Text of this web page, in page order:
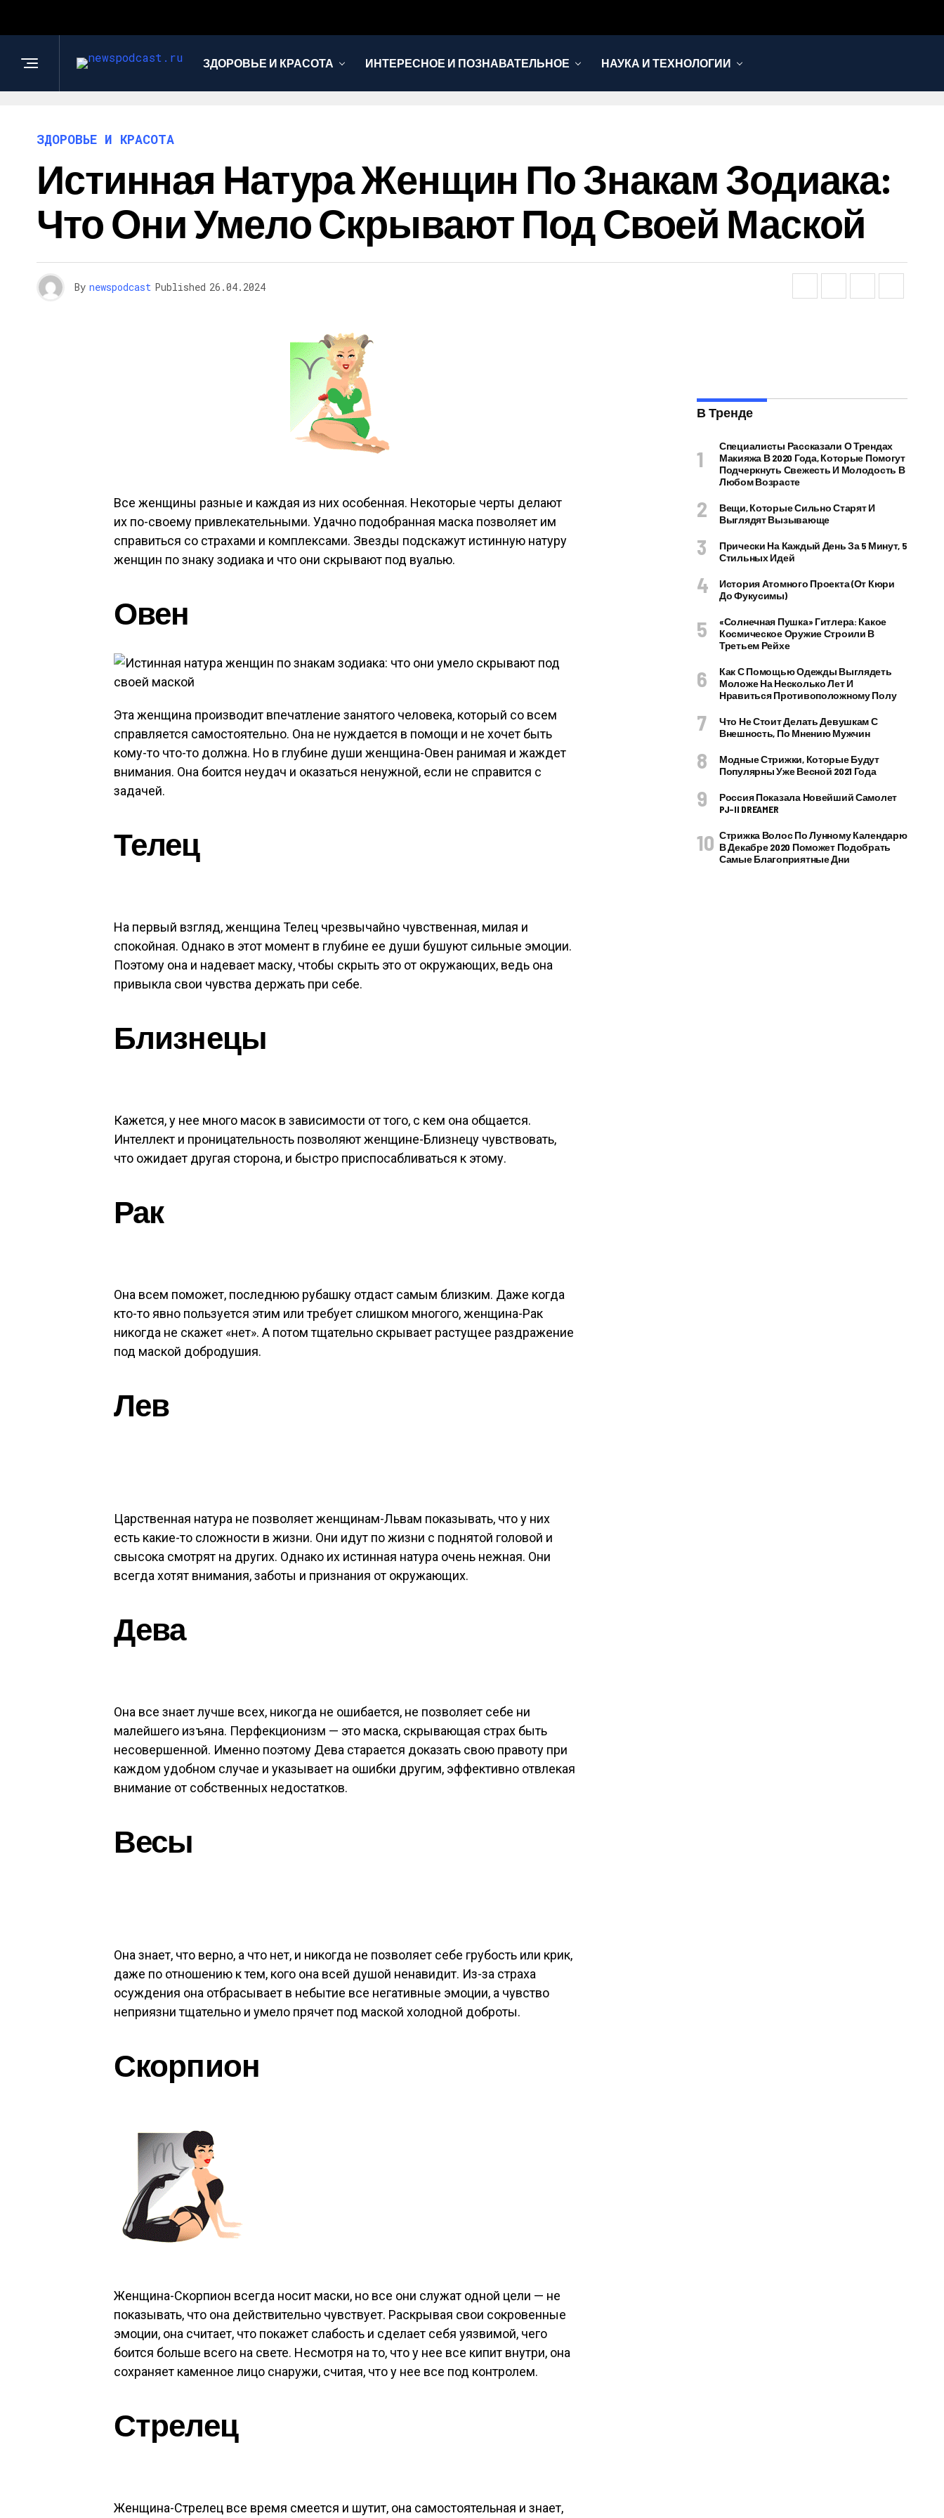
ЗДОРОВЬЕ И КРАСОТА ИНТЕРЕСНОЕ И ПОЗНАВАТЕЛЬНОЕ НАУКА И ТЕХНОЛОГИИ
ЗДОРОВЬЕ И КРАСОТА
Истинная Натура Женщин По Знакам Зодиака:
Что Они Умело Скрывают Под Своей Маской
By newspodcast Published 26.04.2024
Все женщины разные и каждая из них особенная. Некоторые черты делают
их по-своему привлекательными. Удачно подобранная маска позволяет им
справиться со страхами и комплексами. Звезды подскажут истинную натуру
женщин по знаку зодиака и что они скрывают под вуалью.
Овен
Эта женщина производит впечатление занятого человека, который со всем
справляется самостоятельно. Она не нуждается в помощи и не хочет быть
кому-то что-то должна. Но в глубине души женщина-Овен ранимая и жаждет
внимания. Она боится неудач и оказаться ненужной, если не справится с
задачей.
Телец
На первый взгляд, женщина Телец чрезвычайно чувственная, милая и
спокойная. Однако в этот момент в глубине ее души бушуют сильные эмоции.
Поэтому она и надевает маску, чтобы скрыть это от окружающих, ведь она
привыкла свои чувства держать при себе.
Близнецы
Кажется, у нее много масок в зависимости от того, с кем она общается.
Интеллект и проницательность позволяют женщине-Близнецу чувствовать,
что ожидает другая сторона, и быстро приспосабливаться к этому.
Рак
Она всем поможет, последнюю рубашку отдаст самым близким. Даже когда
кто-то явно пользуется этим или требует слишком многого, женщина-Рак
никогда не скажет «нет». А потом тщательно скрывает растущее раздражение
под маской добродушия.
Лев
Царственная натура не позволяет женщинам-Львам показывать, что у них
есть какие-то сложности в жизни. Они идут по жизни с поднятой головой и
свысока смотрят на других. Однако их истинная натура очень нежная. Они
всегда хотят внимания, заботы и признания от окружающих.
Дева
Она все знает лучше всех, никогда не ошибается, не позволяет себе ни
малейшего изъяна. Перфекционизм — это маска, скрывающая страх быть
несовершенной. Именно поэтому Дева старается доказать свою правоту при
каждом удобном случае и указывает на ошибки другим, эффективно отвлекая
внимание от собственных недостатков.
Весы
Она знает, что верно, а что нет, и никогда не позволяет себе грубость или крик,
даже по отношению к тем, кого она всей душой ненавидит. Из-за страха
осуждения она отбрасывает в небытие все негативные эмоции, а чувство
неприязни тщательно и умело прячет под маской холодной доброты.
Скорпион
Женщина-Скорпион всегда носит маски, но все они служат одной цели — не
показывать, что она действительно чувствует. Раскрывая свои сокровенные
эмоции, она считает, что покажет слабость и сделает себя уязвимой, чего
боится больше всего на свете. Несмотря на то, что у нее все кипит внутри, она
сохраняет каменное лицо снаружи, считая, что у нее все под контролем.
Стрелец
Женщина-Стрелец все время смеется и шутит, она самостоятельная и знает,
В Тренде
Специалисты Рассказали О Трендах
Макияжа В 2020 Года, Которые Помогут
Подчеркнуть Свежесть И Молодость В
Любом Возрасте
Вещи, Которые Сильно Старят И
Выглядят Вызывающе
Прически На Каждый День За 5 Минут, 5
Стильных Идей
История Атомного Проекта (от Кюри
До Фукусимы)
«Солнечная Пушка» Гитлера: Какое
Космическое Оружие Строили В
Третьем Рейхе
Как С Помощью Одежды Выглядеть
Моложе На Несколько Лет И
Нравиться Противоположному Полу
Что Не Стоит Делать Девушкам С
Внешность, По Мнению Мужчин
Модные Стрижки, Которые Будут
Популярны Уже Весной 2021 Года
Россия Показала Новейший Самолет
PJ–II DREAMER
Стрижка Волос По Лунному Календарю
В Декабре 2020 Поможет Подобрать
Самые Благоприятные Дни